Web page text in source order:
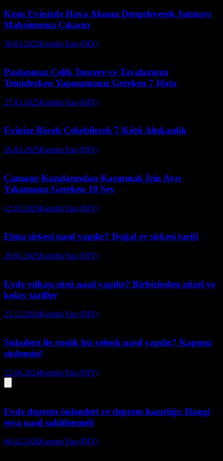
Kışın Evinizde Hava Akışını Dengeleyerek Isıtmayı
Maksimuma Çıkarın
30.03.2025Kendin Yap (DIY)
Paslanmaz Çelik Tencere ve Tavalarınızı
Temizlerken Yapmamanız Gereken 7 Hata
27.03.2025Kendin Yap (DIY)
Evinize Böcek Çekebilecek 7 Kötü Alışkanlık
26.03.2025Kendin Yap (DIY)
Çamaşır Kazalarından Kaçınmak İçin Ayrı
Yıkamanız Gereken 10 Şey
12.03.2025Kendin Yap (DIY)
Elma sirkesi nasıl yapılır? Doğal ev sirkesi tarifi
20.01.2025Kendin Yap (DIY)
Evde yılbaşı süsü nasıl yapılır? Birbirinden güzel ve
kolay tarifler
25.12.2024Kendin Yap (DIY)
Sukulent ile rustik bir çelenk nasıl yapılır? Kapınız
süslensin!
22.06.2024Kendin Yap (DIY)
Evde deprem önlemleri ve deprem hazırlığı: Hangi
eşya nasıl sabitlenmeli
06.02.2026Kendin Yap (DIY)